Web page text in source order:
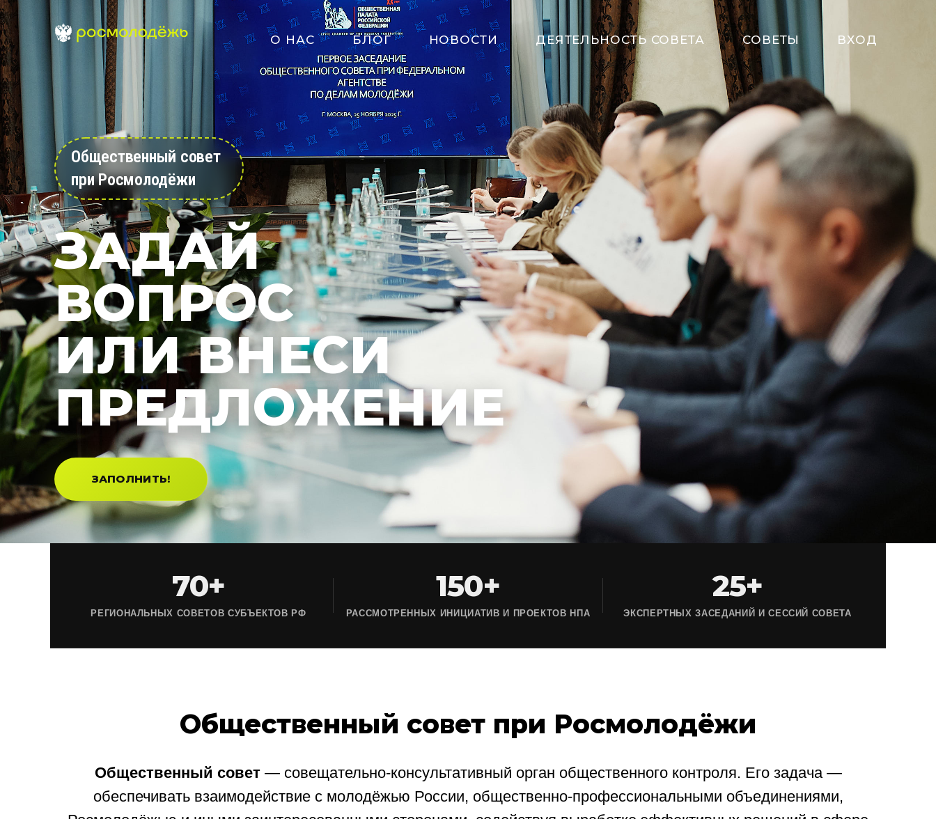
О НАС БЛОГ НОВОСТИ ДЕЯТЕЛЬНОСТЬ СОВЕТА СОВЕТЫ ВХОД
Общественный совет
при Росмолодёжи
ЗАДАЙ
ВОПРОС
ИЛИ ВНЕСИ
ПРЕДЛОЖЕНИЕ
ЗАПОЛНИТЬ!
70+
РЕГИОНАЛЬНЫХ СОВЕТОВ СУБЪЕКТОВ РФ
150+
РАССМОТРЕННЫХ ИНИЦИАТИВ И ПРОЕКТОВ НПА
25+
ЭКСПЕРТНЫХ ЗАСЕДАНИЙ И СЕССИЙ СОВЕТА
Общественный совет при Росмолодёжи
Общественный совет— совещательно-консультативный орган общественного контроля. Его задача —
обеспечивать взаимодействие с молодёжью России, общественно-профессиональными объединениями,